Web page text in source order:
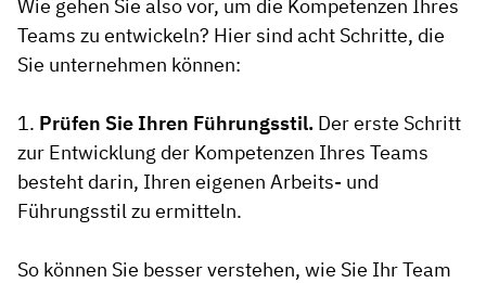
Wie gehen Sie also vor, um die Kompetenzen Ihres
Teams zu entwickeln? Hier sind acht Schritte, die
Sie unternehmen können:
1. Prüfen Sie Ihren Führungsstil. Der erste Schritt
zur Entwicklung der Kompetenzen Ihres Teams
besteht darin, Ihren eigenen Arbeits- und
Führungsstil zu ermitteln.
So können Sie besser verstehen, wie Sie Ihr Team